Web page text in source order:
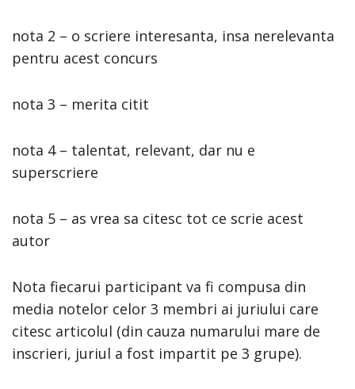
nota 2 – o scriere interesanta, insa nerelevanta
pentru acest concurs
nota 3 – merita citit
nota 4 – talentat, relevant, dar nu e
superscriere
nota 5 – as vrea sa citesc tot ce scrie acest
autor
Nota fiecarui participant va fi compusa din
media notelor celor 3 membri ai juriului care
citesc articolul (din cauza numarului mare de
inscrieri, juriul a fost impartit pe 3 grupe).